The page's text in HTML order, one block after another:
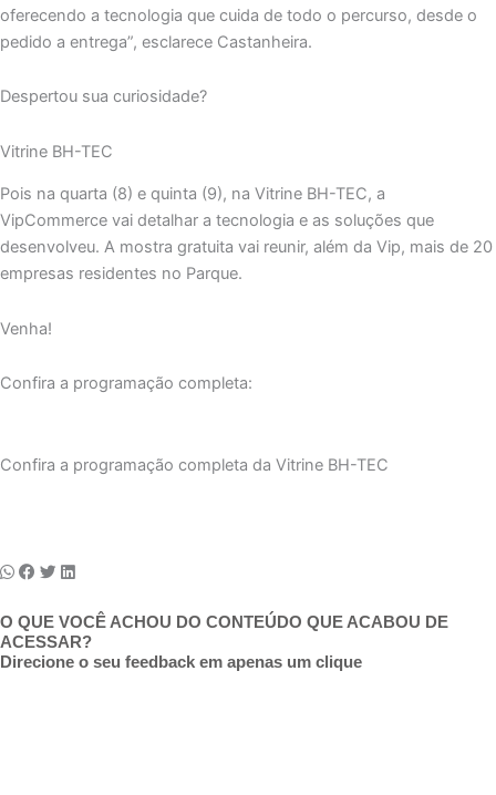
oferecendo a tecnologia que cuida de todo o percurso, desde o
pedido a entrega”, esclarece Castanheira.
Despertou sua curiosidade?
Vitrine BH-TEC
Pois na quarta (8) e quinta (9), na Vitrine BH-TEC, a
VipCommerce vai detalhar a tecnologia e as soluções que
desenvolveu. A mostra gratuita vai reunir, além da Vip, mais de 20
empresas residentes no Parque.
Venha!
Confira a programação completa:
Confira a programação completa da Vitrine BH-TEC
O QUE VOCÊ ACHOU DO CONTEÚDO QUE ACABOU DE
ACESSAR?
Direcione o seu feedback em apenas um clique